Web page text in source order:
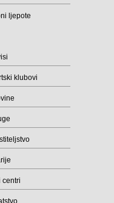
ljepote
klubovi
centri